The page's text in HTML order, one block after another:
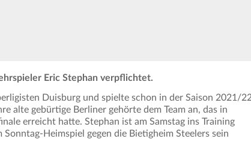
Eric Stephan verpflichtet.
Duisburg und spielte schon in der Saison 2021/22
alte gebürtige Berliner gehörte dem Team an, das in
erreicht hatte. Stephan ist am Samstag ins Training
Heimspiel gegen die Bietigheim Steelers sein